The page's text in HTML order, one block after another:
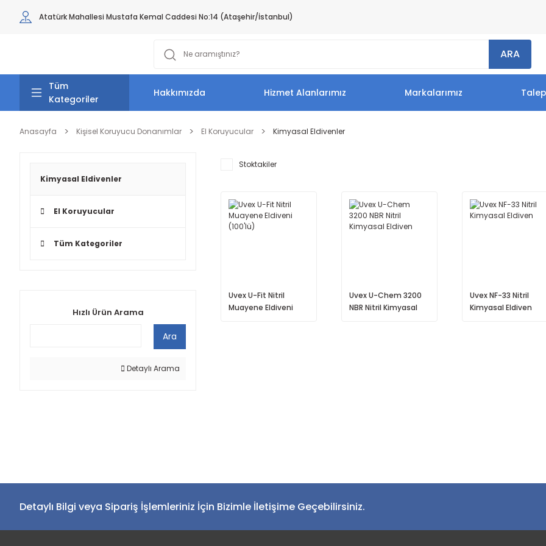
Atatürk Mahallesi Mustafa Kemal Caddesi No:14 (Ataşehir/İstanbul)
ARA
Tüm
Kategoriler
Hakkımızda Hizmet Alanlarımız Markalarımız
Anasayfa Kişisel Koruyucu Donanımlar El Koruyucular Kimyasal Eldivenler
Kimyasal Eldivenler
El Koruyucular
Tüm Kategoriler
Hızlı Ürün Arama
Ara
Detaylı Arama
Stoktakiler
Uvex U-Fit Nitril
Muayene Eldiveni
Uvex U-Chem 3200
NBR Nitril Kimyasal
Uvex NF-33 Nitril
Kimyasal Eldiven
Detaylı Bilgi veya Sipariş İşlemleriniz İçin Bizimle İletişime Geçebilirsiniz.